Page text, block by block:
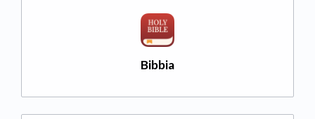
Bibbia